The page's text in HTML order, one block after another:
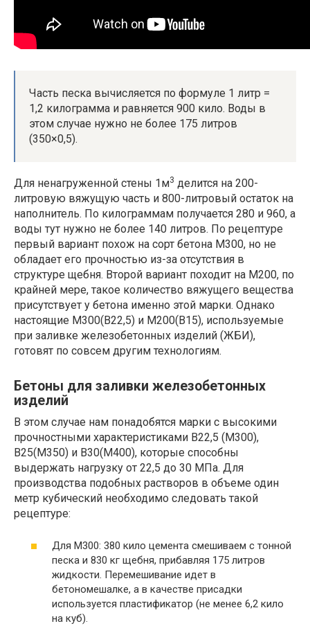
Часть песка вычисляется по формуле 1 литр =
1,2 килограмма и равняется 900 кило. Воды в
этом случае нужно не более 175 литров
(350×0,5).
Для ненагруженной стены 1м3 делится на 200-
литровую вяжущую часть и 800-литровый остаток на
наполнитель. По килограммам получается 280 и 960, а
воды тут нужно не более 140 литров. По рецептуре
первый вариант похож на сорт бетона М300, но не
обладает его прочностью из-за отсутствия в
структуре щебня. Второй вариант походит на М200, по
крайней мере, такое количество вяжущего вещества
присутствует у бетона именно этой марки. Однако
настоящие М300(В22,5) и М200(В15), используемые
при заливке железобетонных изделий (ЖБИ),
готовят по совсем другим технологиям.
Бетоны для заливки железобетонных
изделий
В этом случае нам понадобятся марки с высокими
прочностными характеристиками В22,5 (М300),
В25(М350) и В30(М400), которые способны
выдержать нагрузку от 22,5 до 30 МПа. Для
производства подобных растворов в объеме один
метр кубический необходимо следовать такой
рецептуре:
Для М300: 380 кило цемента смешиваем с тонной
песка и 830 кг щебня, прибавляя 175 литров
жидкости. Перемешивание идет в
бетономешалке, а в качестве присадки
используется пластификатор (не менее 6,2 кило
на куб).